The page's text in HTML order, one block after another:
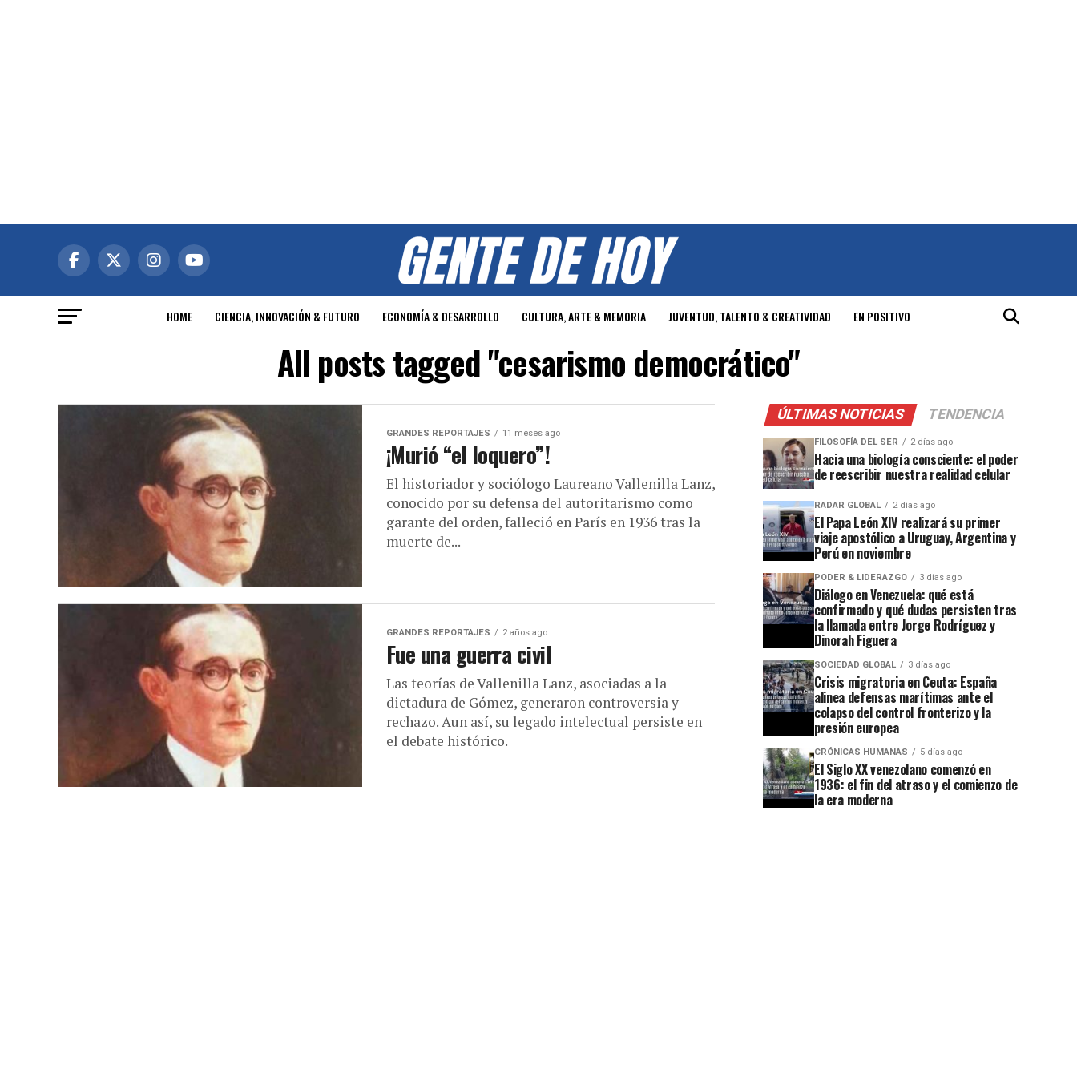
HOME CIENCIA, INNOVACIÓN & FUTURO ECONOMÍA & DESARROLLO CULTURA, ARTE & MEMORIA JUVENTUD, TALENTO & CREATIVIDAD EN POSITIVO
All posts tagged "cesarismo democrático"
GRANDES REPORTAJES 11 meses ago
¡Murió “el loquero”!
El historiador y sociólogo Laureano Vallenilla Lanz,
conocido por su defensa del autoritarismo como
garante del orden, falleció en París en 1936 tras la
muerte de...
GRANDES REPORTAJES 2 años ago
Fue una guerra civil
Las teorías de Vallenilla Lanz, asociadas a la
dictadura de Gómez, generaron controversia y
rechazo. Aun así, su legado intelectual persiste en
el debate histórico.
ÚLTIMAS NOTICIAS TENDENCIA
FILOSOFÍA DEL SER 2 días ago
Hacia una biología consciente: el poder
de reescribir nuestra realidad celular
RADAR GLOBAL 2 días ago
El Papa León XIV realizará su primer
viaje apostólico a Uruguay, Argentina y
Perú en noviembre
PODER & LIDERAZGO 3 días ago
Diálogo en Venezuela: qué está
confirmado y qué dudas persisten tras
la llamada entre Jorge Rodríguez y
Dinorah Figuera
SOCIEDAD GLOBAL 3 días ago
Crisis migratoria en Ceuta: España
alinea defensas marítimas ante el
colapso del control fronterizo y la
presión europea
CRÓNICAS HUMANAS 5 días ago
El Siglo XX venezolano comenzó en
1936: el fin del atraso y el comienzo de
la era moderna